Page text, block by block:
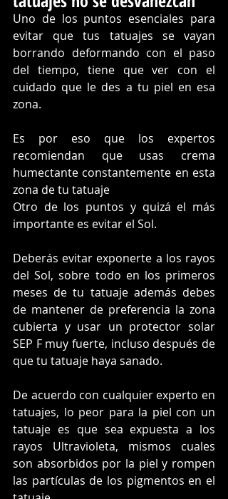
Uno de los puntos esenciales para
evitar que tus tatuajes se vayan
borrando deformando con el paso
del tiempo, tiene que ver con el
cuidado que le des a tu piel en esa
zona.
Es por eso que los expertos
recomiendan que usas crema
humectante constantemente en esta
zona de tu tatuaje
Otro de los puntos y quizá el más
importante es evitar el Sol.
Deberás evitar exponerte a los rayos
del Sol, sobre todo en los primeros
meses de tu tatuaje además debes
de mantener de preferencia la zona
cubierta y usar un protector solar
SEP F muy fuerte, incluso después de
que tu tatuaje haya sanado.
De acuerdo con cualquier experto en
tatuajes, lo peor para la piel con un
tatuaje es que sea expuesta a los
rayos Ultravioleta, mismos cuales
son absorbidos por la piel y rompen
las partículas de los pigmentos en el